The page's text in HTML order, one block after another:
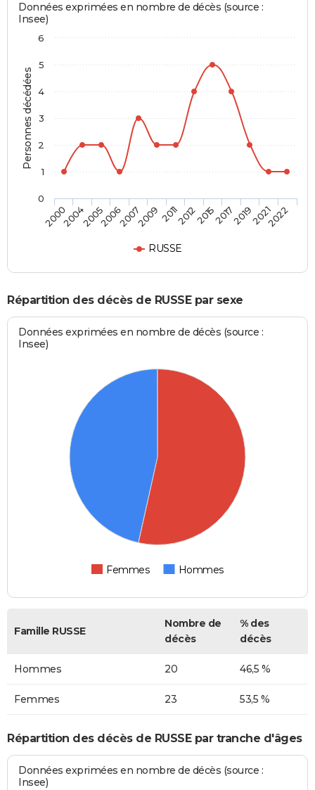
Personnes décédées
Données exprimées en nombre de décès (source :
Insee)
RUSSE
200020042005200620072009 2011201220152017201920212022
0
1
2
3
4
5
6
Répartition des décès de RUSSE par sexe
Données exprimées en nombre de décès (source :
Insee)
Femmes Hommes
Famille RUSSE
Nombre de
décès
% des
décès
Hommes 20 46,5 %
Femmes 23 53,5 %
Répartition des décès de RUSSE par tranche d'âges
Données exprimées en nombre de décès (source :
Insee)